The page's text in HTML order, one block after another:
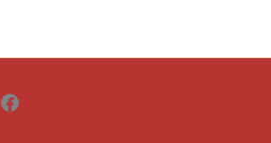
Facebook